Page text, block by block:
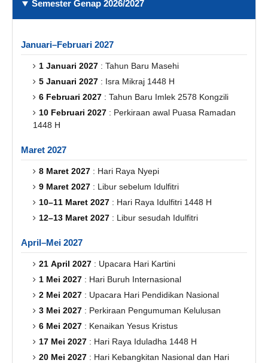
Semester Genap 2026/2027
Januari–Februari 2027
1 Januari 2027 : Tahun Baru Masehi
5 Januari 2027 : Isra Mikraj 1448 H
6 Februari 2027 : Tahun Baru Imlek 2578 Kongzili
10 Februari 2027 : Perkiraan awal Puasa Ramadan
1448 H
Maret 2027
8 Maret 2027 : Hari Raya Nyepi
9 Maret 2027 : Libur sebelum Idulfitri
10–11 Maret 2027 : Hari Raya Idulfitri 1448 H
12–13 Maret 2027 : Libur sesudah Idulfitri
April–Mei 2027
21 April 2027 : Upacara Hari Kartini
1 Mei 2027 : Hari Buruh Internasional
2 Mei 2027 : Upacara Hari Pendidikan Nasional
3 Mei 2027 : Perkiraan Pengumuman Kelulusan
6 Mei 2027 : Kenaikan Yesus Kristus
17 Mei 2027 : Hari Raya Iduladha 1448 H
20 Mei 2027 : Hari Kebangkitan Nasional dan Hari